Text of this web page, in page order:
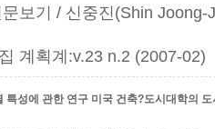
보기
/ 신중진(Shin Joong-
계획계:v.23 n.2 (2007-02)
특성에 관한 연구 미국 건축?도시대학의